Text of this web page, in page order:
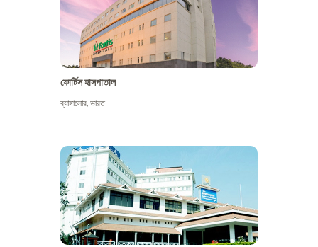
ফোর্টিস হাসপাতাল
ব্যাঙ্গালোর,ভারত